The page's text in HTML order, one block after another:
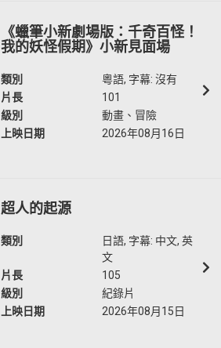
《蠟筆小新劇場版：千奇百怪！
我的妖怪假期》小新見面場
類別
粵語, 字幕: 沒有
片長
101
級別
動畫、冒險
上映日期
2026年08月16日
超人的起源
類別
日語, 字幕: 中文, 英
文
片長
105
級別
紀錄片
上映日期
2026年08月15日